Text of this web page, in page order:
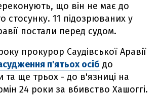
що він не має до
стосунку. 11 підозрюваних у
постали перед судом.
прокурор Саудівської Аравії
п'ятьох осіб до
та ще трьох - до в'язниці на
24 роки за вбивство Хашоггі.